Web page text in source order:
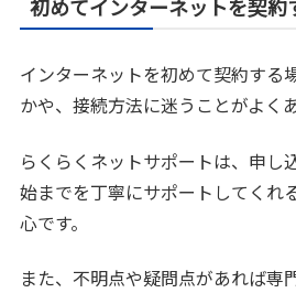
初めてインターネットを契約
インターネットを初めて契約する
かや、接続方法に迷うことがよく
らくらくネットサポートは、申し
始までを丁寧にサポートしてくれ
心です。
また、不明点や疑問点があれば専